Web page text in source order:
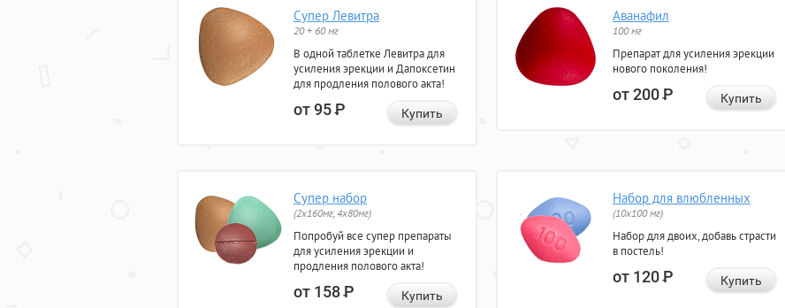
Супер Левитра
20 + 60 мг
В одной таблетке Левитра для
усиления эрекции и Дапоксетин
для продления полового акта!
от 95Р Купить
Аванафил
100 мг
Препарат для усиления эрекции
нового поколения!
от 200Р Купить
Супер набор
(2х160мг, 4х80мг)
Попробуй все супер препараты
для усиления эрекции и
продления полового акта!
от 158Р Купить
Набор для влюбленных
(10х100 мг)
Набор для двоих, добавь страсти
в постель!
от 120Р Купить